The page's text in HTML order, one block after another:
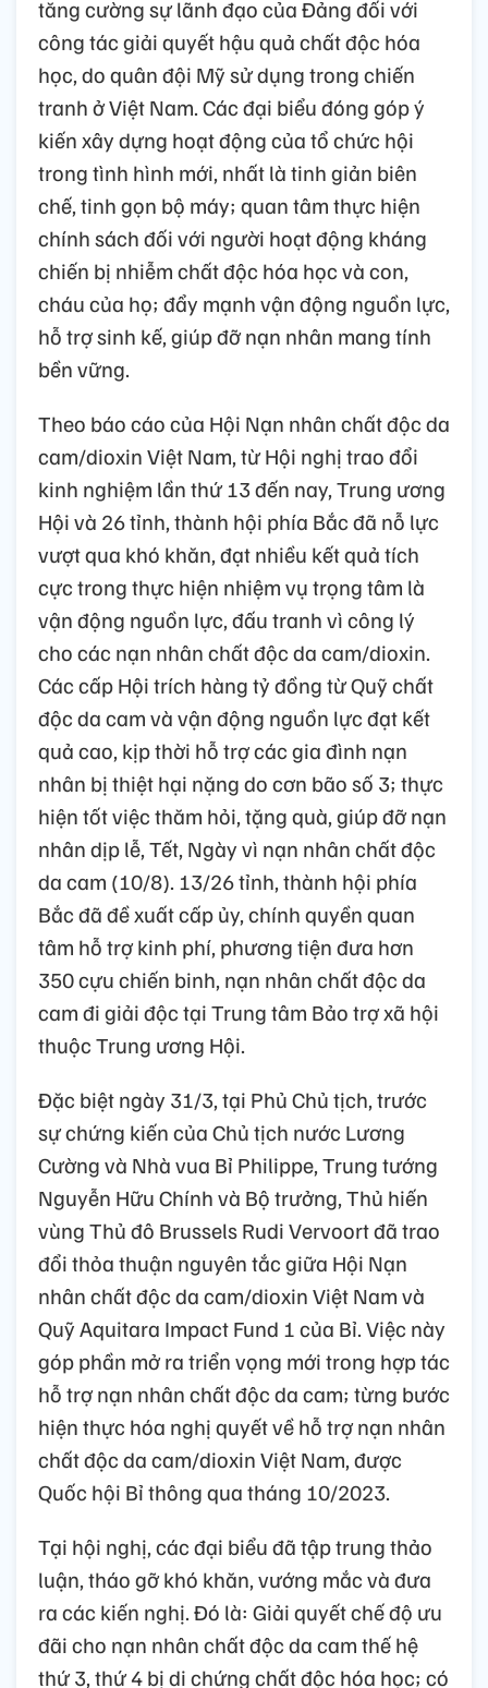
tăng cường sự lãnh đạo của Đảng đối với
công tác giải quyết hậu quả chất độc hóa
học, do quân đội Mỹ sử dụng trong chiến
tranh ở Việt Nam. Các đại biểu đóng góp ý
kiến xây dựng hoạt động của tổ chức hội
trong tình hình mới, nhất là tinh giản biên
chế, tinh gọn bộ máy; quan tâm thực hiện
chính sách đối với người hoạt động kháng
chiến bị nhiễm chất độc hóa học và con,
cháu của họ; đẩy mạnh vận động nguồn lực,
hỗ trợ sinh kế, giúp đỡ nạn nhân mang tính
bền vững.
Theo báo cáo của Hội Nạn nhân chất độc da
cam/dioxin Việt Nam, từ Hội nghị trao đổi
kinh nghiệm lần thứ 13 đến nay, Trung ương
Hội và 26 tỉnh, thành hội phía Bắc đã nỗ lực
vượt qua khó khăn, đạt nhiều kết quả tích
cực trong thực hiện nhiệm vụ trọng tâm là
vận động nguồn lực, đấu tranh vì công lý
cho các nạn nhân chất độc da cam/dioxin.
Các cấp Hội trích hàng tỷ đồng từ Quỹ chất
độc da cam và vận động nguồn lực đạt kết
quả cao, kịp thời hỗ trợ các gia đình nạn
nhân bị thiệt hại nặng do cơn bão số 3; thực
hiện tốt việc thăm hỏi, tặng quà, giúp đỡ nạn
nhân dịp lễ, Tết, Ngày vì nạn nhân chất độc
da cam (10/8). 13/26 tỉnh, thành hội phía
Bắc đã đề xuất cấp ủy, chính quyền quan
tâm hỗ trợ kinh phí, phương tiện đưa hơn
350 cựu chiến binh, nạn nhân chất độc da
cam đi giải độc tại Trung tâm Bảo trợ xã hội
thuộc Trung ương Hội.
Đặc biệt ngày 31/3, tại Phủ Chủ tịch, trước
sự chứng kiến của Chủ tịch nước Lương
Cường và Nhà vua Bỉ Philippe, Trung tướng
Nguyễn Hữu Chính và Bộ trưởng, Thủ hiến
vùng Thủ đô Brussels Rudi Vervoort đã trao
đổi thỏa thuận nguyên tắc giữa Hội Nạn
nhân chất độc da cam/dioxin Việt Nam và
Quỹ Aquitara Impact Fund 1 của Bỉ. Việc này
góp phần mở ra triển vọng mới trong hợp tác
hỗ trợ nạn nhân chất độc da cam; từng bước
hiện thực hóa nghị quyết về hỗ trợ nạn nhân
chất độc da cam/dioxin Việt Nam, được
Quốc hội Bỉ thông qua tháng 10/2023.
Tại hội nghị, các đại biểu đã tập trung thảo
luận, tháo gỡ khó khăn, vướng mắc và đưa
ra các kiến nghị. Đó là: Giải quyết chế độ ưu
đãi cho nạn nhân chất độc da cam thế hệ
thứ 3, thứ 4 bị di chứng chất độc hóa học; có